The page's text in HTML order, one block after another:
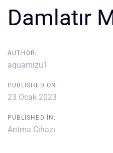
Damlatır
AUTHOR:
aquamizu1
PUBLISHED ON:
23 Ocak 2023
PUBLISHED IN:
Arıtma Cihazı